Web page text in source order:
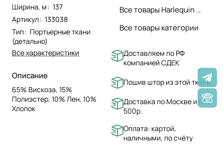
Ширина, м: 137
Артикул: 133038
Тип: Портьерные ткани
(детально)
Все характеристики
Описание
65% Вискоза, 15%
Полиэстер, 10% Лен, 10%
Хлопок
Все товары Harlequin ткани
Все товары категории
Доставляем по РФ
компанией СДЕК
Пошив штор из этой ткани
Доставка по Москве и МО
500р.
Оплата: картой,
наличными, по счёту